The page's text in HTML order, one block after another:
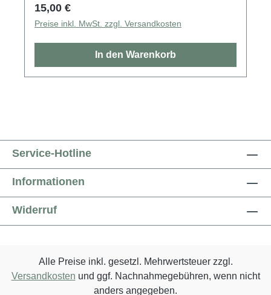
Regulärer Preis:
15,00 €
Preise inkl. MwSt. zzgl. Versandkosten
In den Warenkorb
Service-Hotline
Informationen
Widerruf
Alle Preise inkl. gesetzl. Mehrwertsteuer zzgl.
Versandkosten und ggf. Nachnahmegebühren, wenn nicht
anders angegeben.